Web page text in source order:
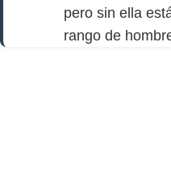
pero sin ella
rango de